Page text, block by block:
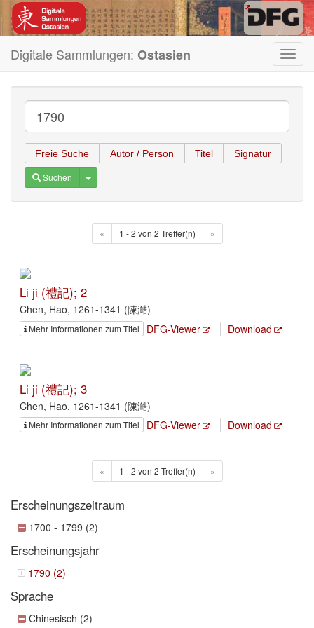
Digitale Sammlungen: Ostasien
Freie Suche Autor / Person Titel Signatur
Suchen Toggle Dropdown
« 1 - 2 von 2 Treffer(n) »
Li ji (禮記); 2
Chen, Hao, 1261-1341 (陳澔)
Mehr Informationen zum Titel DFG-Viewer Download
Li ji (禮記); 3
Chen, Hao, 1261-1341 (陳澔)
Mehr Informationen zum Titel DFG-Viewer Download
« 1 - 2 von 2 Treffer(n) »
Erscheinungszeitraum
1700 - 1799 (2)
Erscheinungsjahr
1790 (2)
Sprache
Chinesisch (2)